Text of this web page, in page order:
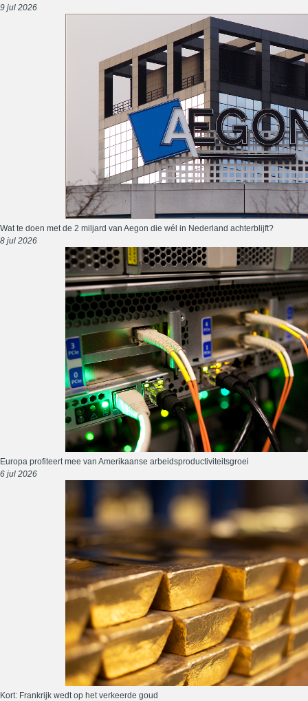
9 jul 2026
Wat te doen met de 2 miljard van Aegon die wél in Nederland achterblijft?
8 jul 2026
Europa profiteert mee van Amerikaanse arbeidsproductiviteitsgroei
6 jul 2026
Kort: Frankrijk wedt op het verkeerde goud